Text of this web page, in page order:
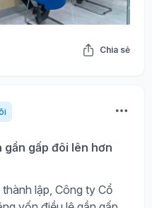
Chia sẻ
gần gấp đôi lên hơn
lập, Công ty Cổ